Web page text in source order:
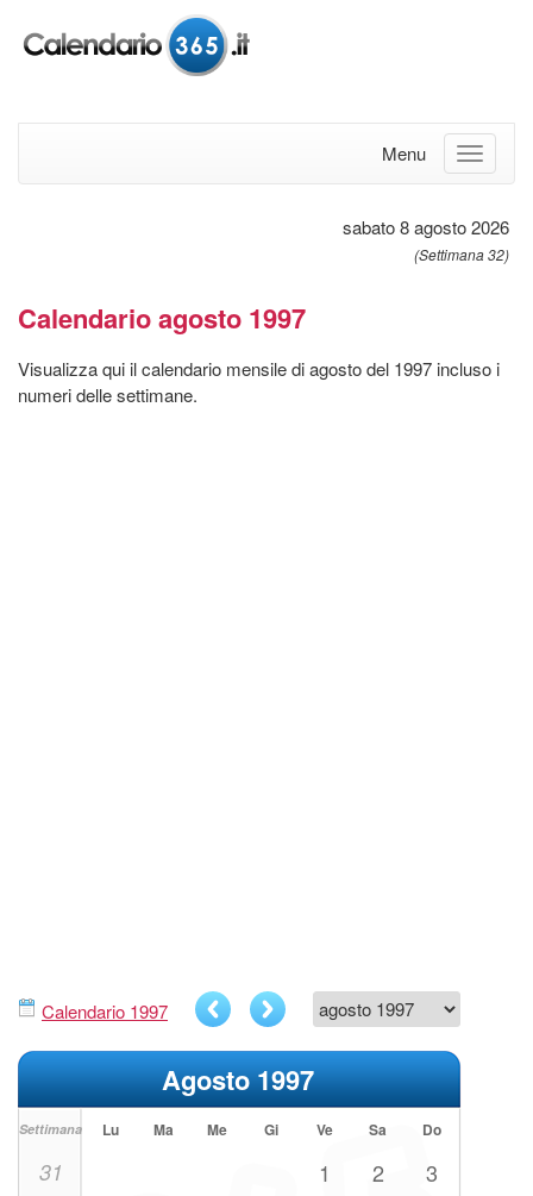
Menu
sabato 8 agosto 2026
(Settimana 32)
Calendario agosto 1997
Visualizza qui il calendario mensile di agosto del 1997 incluso i
numeri delle settimane.
Calendario 1997
Agosto 1997
Settimana Lu Ma Me Gi Ve Sa Do
31 1 2 3